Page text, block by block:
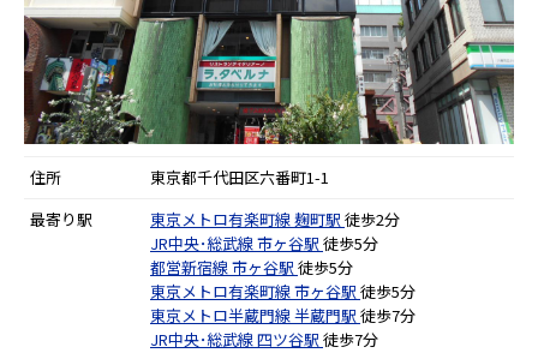
住所
東京都千代田区六番町1-1
最寄り駅
東京メトロ有楽町線麹町駅 徒歩2分
JR中央･総武線市ヶ谷駅 徒歩5分
都営新宿線市ヶ谷駅 徒歩5分
東京メトロ有楽町線市ヶ谷駅 徒歩5分
東京メトロ半蔵門線半蔵門駅 徒歩7分
JR中央･総武線四ツ谷駅 徒歩7分